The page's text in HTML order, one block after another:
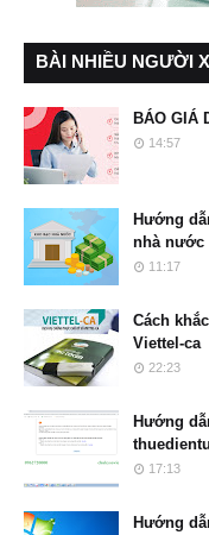
BÀI NHIỀU NGƯỜI
BÁO GIÁ
14:57
Hướng
nhà nước
11:17
Cách
Viettel-ca
22:23
Hướng
17:13
Hướng